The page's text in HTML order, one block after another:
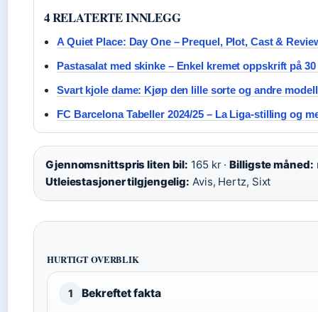
4 RELATERTE INNLEGG
A Quiet Place: Day One – Prequel, Plot, Cast &
Pastasalat med skinke – Enkel kremet oppskrift på
Svart kjole dame: Kjøp den lille sorte og andre
FC Barcelona Tabeller 2024/25 – La Liga-stilling og
Gjennomsnittspris liten bil: 165 kr ·Billigste måned:
Utleiestasjoner tilgjengelig: Avis, Hertz, Sixt
HURTIGT OVERBLIK
1 Bekreftet fakta